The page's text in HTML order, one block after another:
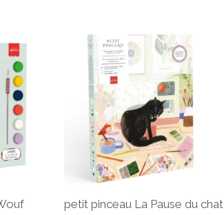
petit pinceau La Pause du chat